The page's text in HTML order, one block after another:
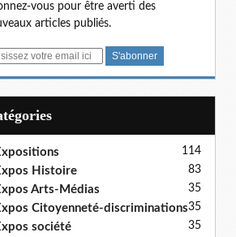
vous pour être averti des
articles publiés.
114
Histoire 83
Arts-Médias 35
Citoyenneté-discriminations35
société 35